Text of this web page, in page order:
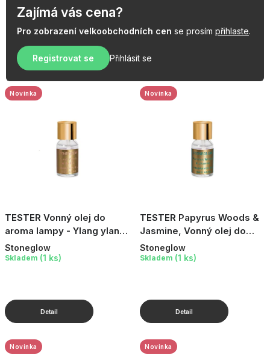
t
ů
Zajímá vás cena?
Pro zobrazení velkoobchodních cen se prosím přihlaste.
Registrovat se Přihlásit se
d
u
TESTER Vonný olej do
aroma lampy - Ylang ylang
& Amber, 15 ml
Novinka
Stoneglow
Skladem (1 ks)
TESTER Papyrus Woods &
Jasmine, Vonný olej do
aroma lampy, 15 ml
Novinka
Stoneglow
Skladem (1 ks)
Novinka Novinka